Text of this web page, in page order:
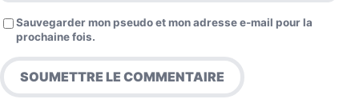
Sauvegarder mon pseudo et mon adresse e-mail pour la
prochaine fois.